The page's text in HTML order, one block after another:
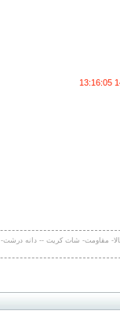
مقاومت- شات کریت -- دانه درشت-